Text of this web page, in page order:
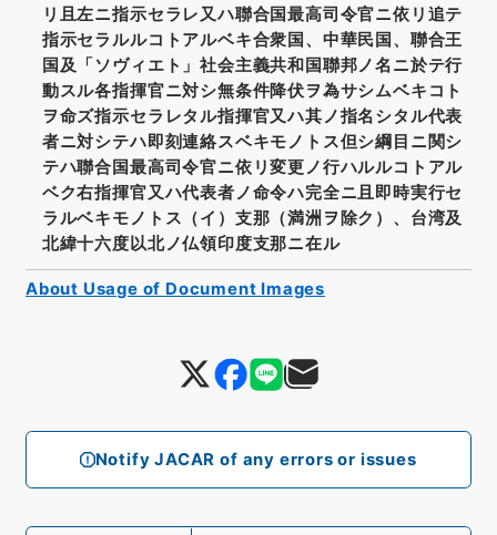
Notify JACAR of any errors or issues
リ且左ニ指示セラレ又ハ聯合国最高司令官ニ依リ追テ
指示セラルルコトアルベキ合衆国、中華民国、聯合王
国及「ソヴィエト」社会主義共和国聯邦ノ名ニ於テ行
動スル各指揮官ニ対シ無条件降伏ヲ為サシムベキコト
ヲ命ズ指示セラレタル指揮官又ハ其ノ指名シタル代表
者ニ対シテハ即刻連絡スベキモノトス但シ綱目ニ関シ
テハ聯合国最高司令官ニ依リ変更ノ行ハルルコトアル
ベク右指揮官又ハ代表者ノ命令ハ完全ニ且即時実行セ
ラルベキモノトス（イ）支那（満洲ヲ除ク）、台湾及
北緯十六度以北ノ仏領印度支那ニ在ル
About Usage of Document Images